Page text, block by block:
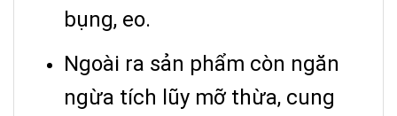
bụng, eo.
Ngoài ra sản phẩm còn ngăn
ngừa tích lũy mỡ thừa, cung